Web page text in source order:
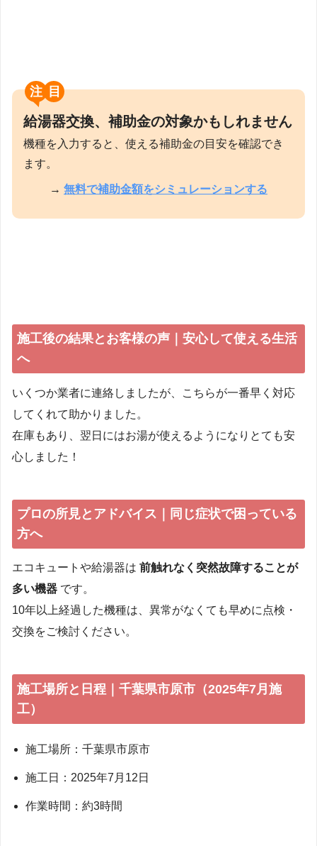
注目
給湯器交換、補助金の対象かもしれません
機種を入力すると、使える補助金の目安を確認でき
ます。
→ 無料で補助金額をシミュレーションする
施工後の結果とお客様の声｜安心して使える生活
へ
いくつか業者に連絡しましたが、こちらが一番早く対応
してくれて助かりました。
在庫もあり、翌日にはお湯が使えるようになりとても安
心しました！
プロの所見とアドバイス｜同じ症状で困っている
方へ
エコキュートや給湯器は 前触れなく突然故障することが
多い機器 です。
10年以上経過した機種は、異常がなくても早めに点検・
交換をご検討ください。
施工場所と日程｜千葉県市原市（2025年7月施
工）
施工場所：千葉県市原市
施工日：2025年7月12日
作業時間：約3時間